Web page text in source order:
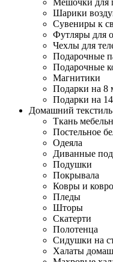
Мешочки для
Шарики
Сувениры к
Футляры для
Чехлы для
Подарочные
Подарочные
Магнитики
Подарки на 8
Подарки на
Домашний текстиль
Ткань
Постельное
Одеяла
Диванные
Подушки
Покрывала
Ковры и
Пледы
Шторы
Скатерти
Полотенца
Сидушки на
Халаты